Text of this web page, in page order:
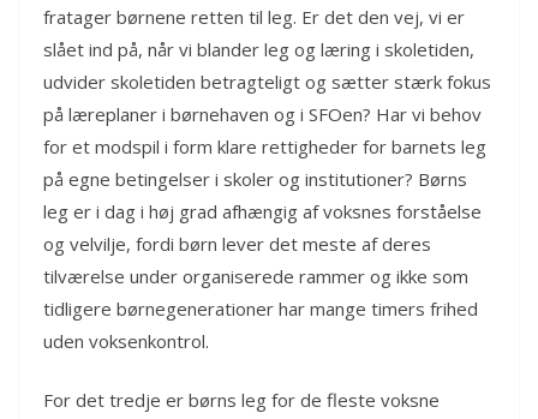
fratager børnene retten til leg. Er det den vej, vi er
slået ind på, når vi blander leg og læring i skoletiden,
udvider skoletiden betragteligt og sætter stærk fokus
på læreplaner i børnehaven og i SFOen? Har vi behov
for et modspil i form klare rettigheder for barnets leg
på egne betingelser i skoler og institutioner? Børns
leg er i dag i høj grad afhængig af voksnes forståelse
og velvilje, fordi børn lever det meste af deres
tilværelse under organiserede rammer og ikke som
tidligere børnegenerationer har mange timers frihed
uden voksenkontrol.
For det tredje er børns leg for de fleste voksne